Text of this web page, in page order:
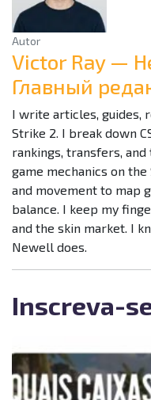
Autor
Victor Ray —
Главный
I write articles, guides,
Strike 2. I break down
rankings, transfers,
game mechanics on
and movement to map
balance. I keep my
and the skin market. I
Newell does.
Inscreva-